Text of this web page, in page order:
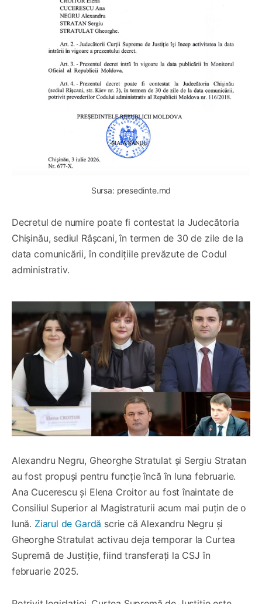
Sursa: presedinte.md
Decretul de numire poate fi contestat la Judecătoria
Chișinău, sediul Râșcani, în termen de 30 de zile de la
data comunicării, în condițiile prevăzute de Codul
administrativ.
Alexandru Negru, Gheorghe Stratulat și Sergiu Stratan
au fost propuși pentru funcție încă în luna februarie.
Ana Cucerescu și Elena Croitor au fost înaintate de
Consiliul Superior al Magistraturii acum mai puțin de o
lună. Ziarul de Gardă scrie că Alexandru Negru și
Gheorghe Stratulat activau deja temporar la Curtea
Supremă de Justiție, fiind transferați la CSJ în
februarie 2025.